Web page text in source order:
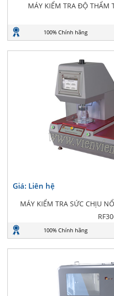
MÁY KIỂM TRA ĐỘ THẨM
100% Chính hãng
Giá: Liên hệ
MÁY KIỂM TRA SỨC CHỊU
100% Chính hãng